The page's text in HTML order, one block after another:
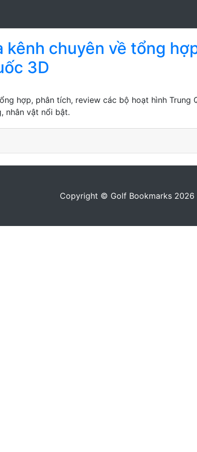
kênh chuyên về tổng
3D
hợp, phân tích, review các bộ hoạt hình
nhân vật nổi bật.
Copyright © Golf Bookmarks 2026